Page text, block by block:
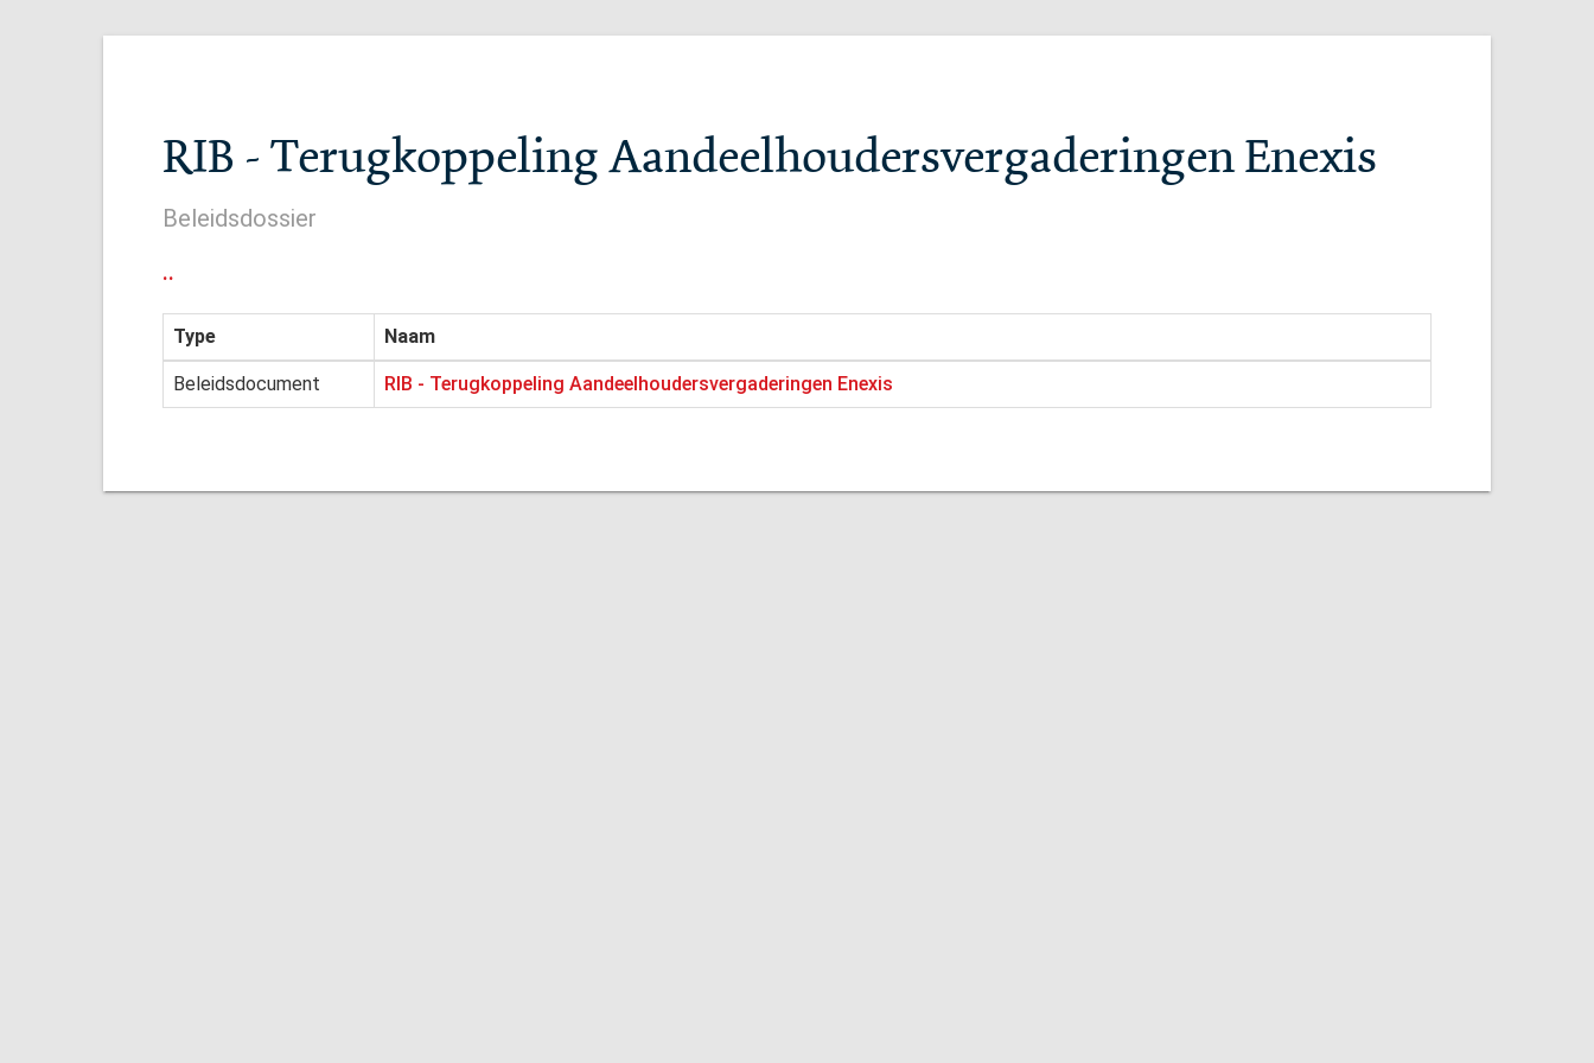
RIB - Terugkoppeling Aandeelhoudersvergaderingen Enexis
Beleidsdossier
..
Type Naam
Beleidsdocument RIB - Terugkoppeling Aandeelhoudersvergaderingen Enexis